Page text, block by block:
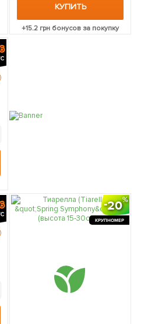
КУПИТЬ
+15.2грн бонусов за покупку
20
КРУПНОМЕР